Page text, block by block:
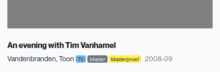
An evening with Tim Vanhamel
Vandenbranden, Toon TV Master Masterproef 2008-09